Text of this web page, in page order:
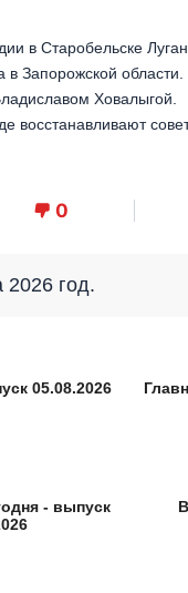
в Старобельске
в Запорожской области.
Ховалыгой.
восстанавливают
0
2026 год.
05.08.2026
- выпуск